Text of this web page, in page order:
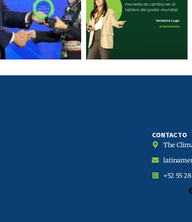
CONTACTO
The
+52 55